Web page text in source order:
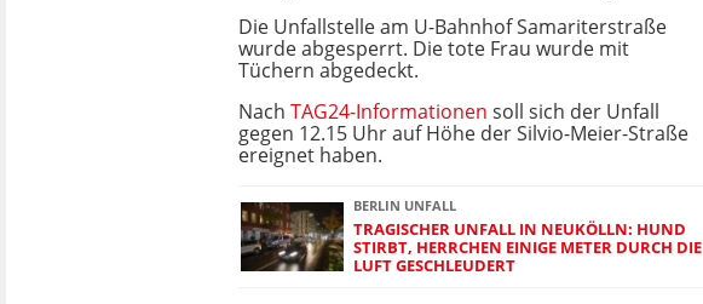
Die Unfallstelle am U-Bahnhof Samariterstraße
wurde abgesperrt. Die tote Frau wurde mit
Tüchern abgedeckt.
Nach TAG24-Informationen soll sich der Unfall
gegen 12.15 Uhr auf Höhe der Silvio-Meier-Straße
ereignet haben.
BERLIN UNFALL
TRAGISCHER UNFALL IN NEUKÖLLN: HUND
STIRBT, HERRCHEN EINIGE METER DURCH DIE
LUFT GESCHLEUDERT